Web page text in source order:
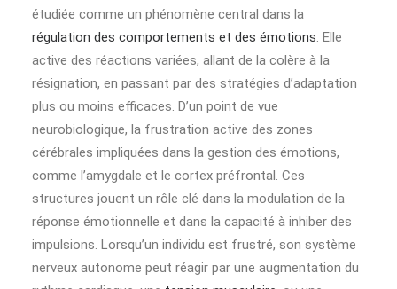
étudiée comme un phénomène central dans la
régulation des comportements et des émotions. Elle
active des réactions variées, allant de la colère à la
résignation, en passant par des stratégies d’adaptation
plus ou moins efficaces. D’un point de vue
neurobiologique, la frustration active des zones
cérébrales impliquées dans la gestion des émotions,
comme l’amygdale et le cortex préfrontal. Ces
structures jouent un rôle clé dans la modulation de la
réponse émotionnelle et dans la capacité à inhiber des
impulsions. Lorsqu’un individu est frustré, son système
nerveux autonome peut réagir par une augmentation du